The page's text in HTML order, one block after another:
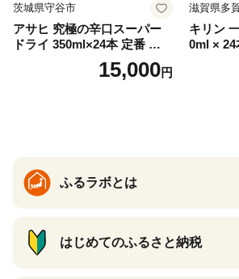
茨城県守谷市
アサヒ 究極の辛口スーパー
ドライ 350ml×24本 定番 ビー
ル 缶ビール 酒 お酒 アルコー
15,000円
滋賀県多
キリン
0ml × 24
キリン
ル 24缶
ふるラボとは
はじめてのふるさと納税